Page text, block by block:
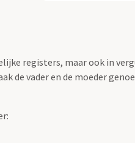
registers, maar ook in
de vader en de moeder